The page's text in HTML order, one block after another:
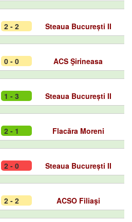
2 - 2 Steaua București II
0 - 0 ACS Şirineasa
1 - 3 Steaua București II
2 - 1 Flacăra Moreni
2 - 0 Steaua București II
2 - 2 ACSO Filiaşi